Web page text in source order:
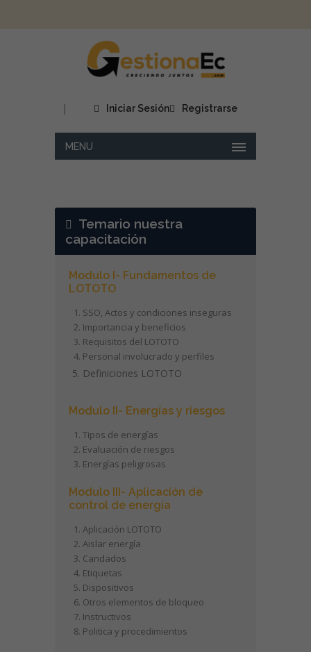
Iniciar Sesión
| Registrarse
MENU
Temario nuestra
capacitación
Modulo I- Fundamentos de
LOTOTO
SSO, Actos y condiciones inseguras
Importancia y beneficios
Requisitos del LOTOTO
Personal involucrado y perfiles
Definiciones LOTOTO
Modulo II- Energías y riesgos
Tipos de energías
Evaluación de riesgos
Energías peligrosas
Modulo III- Aplicación de
control de energía
Aplicación LOTOTO
Aislar energía
Candados
Etiquetas
Dispositivos
Otros elementos de bloqueo
Instructivos
Politica y procedimientos